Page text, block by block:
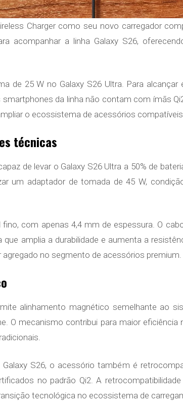
Charger como seu novo carregador
acompanhar a linha Galaxy S26,
de 25 W no Galaxy S26 Ultra. Para
da linha não contam com ímãs
o ecossistema de acessórios
técnicas
de levar o Galaxy S26 Ultra a 50% de
um adaptador de tomada de 45 W,
com apenas 4,4 mm de espessura. O
amplia a durabilidade e aumenta a
no segmento de acessórios premium.
alinhamento magnético semelhante ao
O mecanismo contribui para maior eficiência
S26, o acessório também é
no padrão Qi2. A
tecnológica no ecossistema de